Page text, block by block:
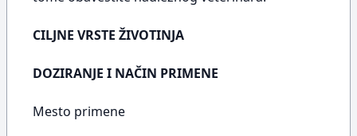
CILJNE VRSTE ŽIVOTINJA
DOZIRANJE I NAČIN PRIMENE
Mesto primene